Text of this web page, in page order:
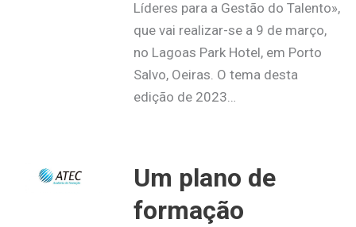
Líderes para a Gestão do Talento»,
que vai realizar-se a 9 de março,
no Lagoas Park Hotel, em Porto
Salvo, Oeiras. O tema desta
edição de 2023…
Um plano de
formação